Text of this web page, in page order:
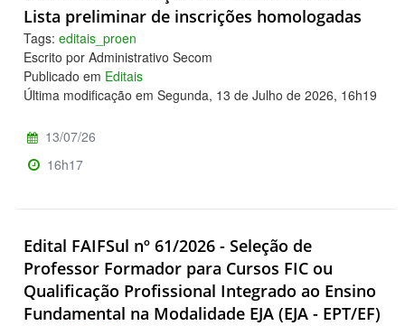
Lista preliminar de inscrições homologadas
Tags: editais_proen
Escrito por Administrativo Secom
Publicado em Editais
Última modificação em Segunda, 13 de Julho de 2026, 16h19
13/07/26
16h17
Edital FAIFSul nº 61/2026 - Seleção de
Professor Formador para Cursos FIC ou
Qualificação Profissional Integrado ao Ensino
Fundamental na Modalidade EJA (EJA - EPT/EF)